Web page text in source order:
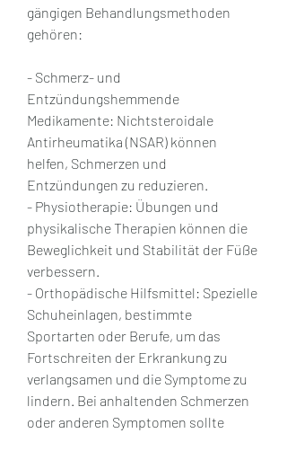
gängigen Behandlungsmethoden
gehören:
- Schmerz- und
Entzündungshemmende
Medikamente: Nichtsteroidale
Antirheumatika (NSAR) können
helfen, Schmerzen und
Entzündungen zu reduzieren.
- Physiotherapie: Übungen und
physikalische Therapien können die
Beweglichkeit und Stabilität der Füße
verbessern.
- Orthopädische Hilfsmittel: Spezielle
Schuheinlagen, bestimmte
Sportarten oder Berufe, um das
Fortschreiten der Erkrankung zu
verlangsamen und die Symptome zu
lindern. Bei anhaltenden Schmerzen
oder anderen Symptomen sollte